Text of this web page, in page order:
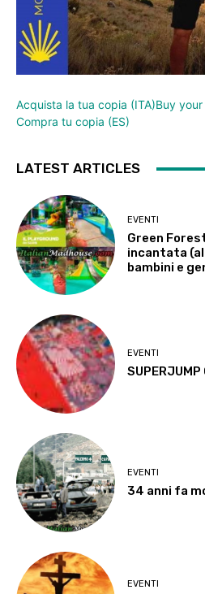
Acquista la tua copia (ITA)Buy
Compra tu copia (ES)
LATEST ARTICLES
EVENTI
Green
incantata
bambini e
EVENTI
SUPERJUMP
EVENTI
34 anni fa
EVENTI